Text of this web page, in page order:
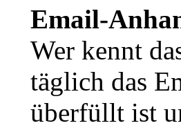
Email-
Wer kennt
täglich das
überfüllt ist